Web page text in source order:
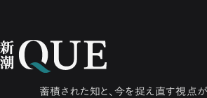
蓄積された知と、今を捉え直す視点が